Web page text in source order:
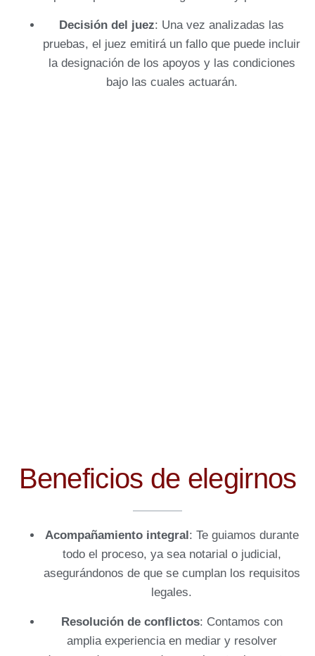
Decisión del juez: Una vez analizadas las
pruebas, el juez emitirá un fallo que puede incluir
la designación de los apoyos y las condiciones
bajo las cuales actuarán.
Beneficios de elegirnos
Acompañamiento integral : Te guiamos durante
todo el proceso, ya sea notarial o judicial,
asegurándonos de que se cumplan los requisitos
legales.
Resolución de conflictos: Contamos con
amplia experiencia en mediar y resolver